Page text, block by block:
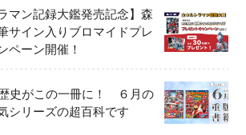
マン記録大鑑発売記念】森
サイン入りブロマイドプレ
ペーン開催！
史がこの一冊に！ ６月の
シリーズの超百科です